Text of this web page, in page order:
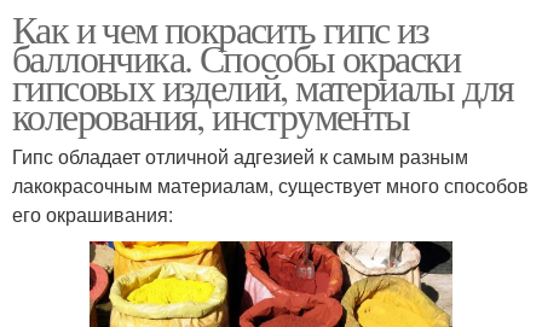
Как и чем покрасить гипс из
баллончика. Способы окраски
гипсовых изделий, материалы для
колерования, инструменты
Гипс обладает отличной адгезией к самым разным
лакокрасочным материалам, существует много способов
его окрашивания: